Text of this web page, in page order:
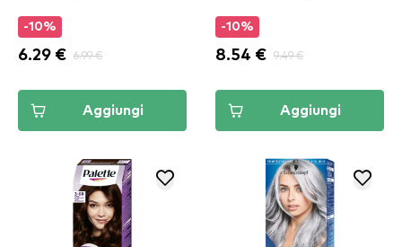
-10%
6.29 € 6.99 €
Aggiungi
-10%
8.54 € 9.49 €
Aggiungi